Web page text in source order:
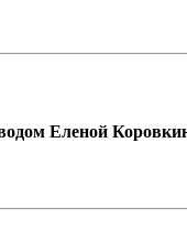
Еленой